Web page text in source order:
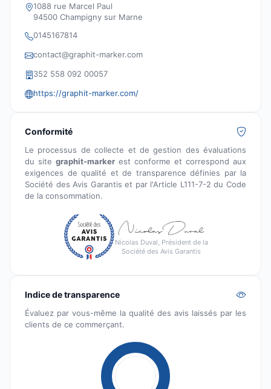
1088 rue Marcel Paul
94500 Champigny sur Marne
0145167814
contact@graphit-marker.com
352 558 092 00057
https://graphit-marker.com/
Conformité
Le processus de collecte et de gestion des évaluations
du site graphit-marker est conforme et correspond aux
exigences de qualité et de transparence définies par la
Société des Avis Garantis et par l'Article L111-7-2 du Code
de la consommation.
Nicolas Duval, Président de la
Société des Avis Garantis
Indice de transparence
Évaluez par vous-même la qualité des avis laissés par les
clients de ce commerçant.